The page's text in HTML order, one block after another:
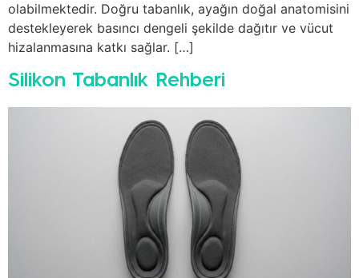
olabilmektedir. Doğru tabanlık, ayağın doğal anatomisini
destekleyerek basıncı dengeli şekilde dağıtır ve vücut
hizalanmasına katkı sağlar. […]
Silikon Tabanlık Rehberi